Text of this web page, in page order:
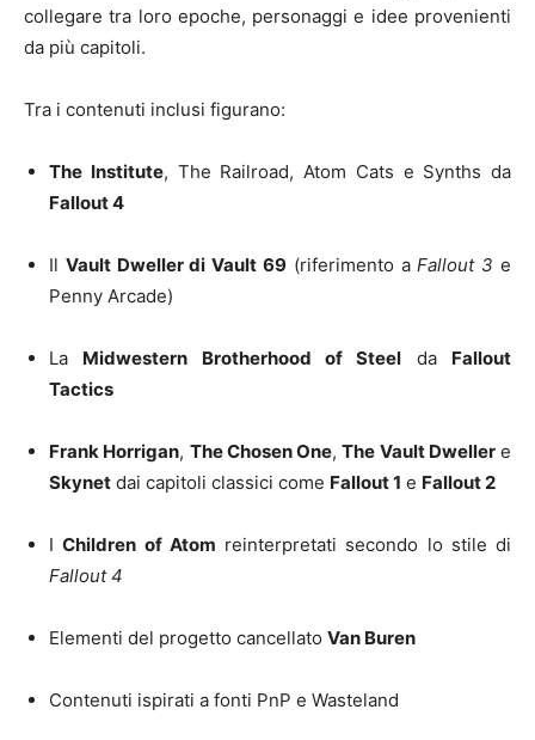
collegare tra loro epoche, personaggi e idee provenienti
da più capitoli.
Tra i contenuti inclusi figurano:
The Institute, The Railroad, Atom Cats e Synths da
Fallout 4
Il Vault Dweller di Vault 69 (riferimento aFallout 3 e
Penny Arcade)
La Midwestern Brotherhood of Steel da Fallout
Tactics
Frank Horrigan, The Chosen One,The Vault Dwellere
Skynet dai capitoli classici come Fallout 1 e Fallout 2
IChildren of Atom reinterpretati secondo lo stile di
Fallout 4
Elementi del progetto cancellato Van Buren
Contenuti ispirati a fonti PnP e Wasteland